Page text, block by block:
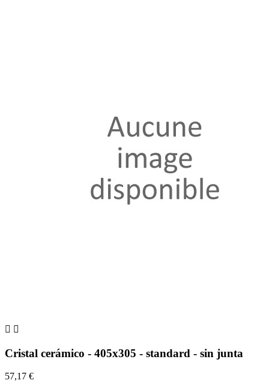
 
Cristal cerámico - 405x305 - standard - sin junta
57,17 €